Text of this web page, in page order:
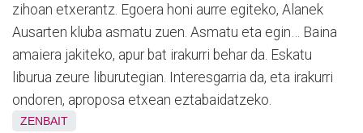
zihoan etxerantz. Egoera honi aurre egiteko, Alanek
Ausarten kluba asmatu zuen. Asmatu eta egin… Baina
amaiera jakiteko, apur bat irakurri behar da. Eskatu
liburua zeure liburutegian. Interesgarria da, eta irakurri
ondoren, aproposa etxean eztabaidatzeko.
ZENBAIT